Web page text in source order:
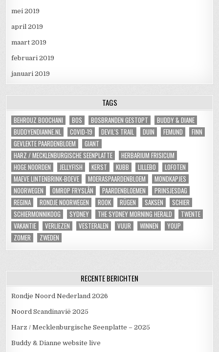
mei 2019
april 2019
maart 2019
februari 2019
januari 2019
TAGS
BEHROUZ BOOCHANI BOS BOSBRANDEN GESTOPT
BUDDY & DIANE
BUDDYENDIANNE.NL
COVID-19 DEVIL'S TRAIL DUIN FEMUND
FINN
GEVLEKTE PAARDENBLOEM
GIANT
HARZ / MECKLENBURGISCHE SEENPLATTE
HERBARIUM FRISICUM
HOGE NOORDEN
JELLYFISH KERST KUBB LILLEBO
LOFOTEN
MAEVE LINTENBRINK-BOEVE
MOERASPAARDENBLOEM
MONDKAPJES
NOORWEGEN
OMROP FRYSLÂN PAARDENBLOEMEN
PRINSJESDAG
REGINA
RONDJE NOORWEGEN ROOK RÜGEN SAKSEN
SCHIER
SCHIERMONNIKOOG
SYDNEY THE SYDNEY MORNING HERALD
TWENTE
VAKANTIE
VERLIEZEN VESTERALEN VUUR WINNEN
YOUP
ZOMER
ZWEDEN
RECENTE BERICHTEN
Rondje Noord Nederland 2026
Noord Scandinavië 2025
Harz / Mecklenburgische Seenplatte – 2025
Buddy & Dianne website live